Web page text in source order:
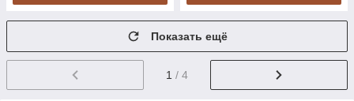
Показать ещё
1 / 4